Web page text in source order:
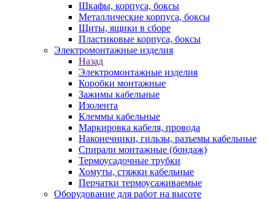
Шкафы, корпуса, боксы
Металлические корпуса, боксы
Щиты, ящики в сборе
Пластиковые корпуса, боксы
Электромонтажные изделия
Назад
Электромонтажные изделия
Коробки монтажные
Зажимы кабельные
Изолента
Клеммы кабельные
Маркировка кабеля, провода
Наконечники, гильзы, разъемы кабельные
Спирали монтажные (бондаж)
Термоусадочные трубки
Хомуты, стяжки кабельные
Перчатки термоусаживаемые
Оборудование для работ на высоте